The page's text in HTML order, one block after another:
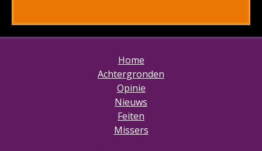
Home
Achtergronden
Opinie
Nieuws
Feiten
Missers